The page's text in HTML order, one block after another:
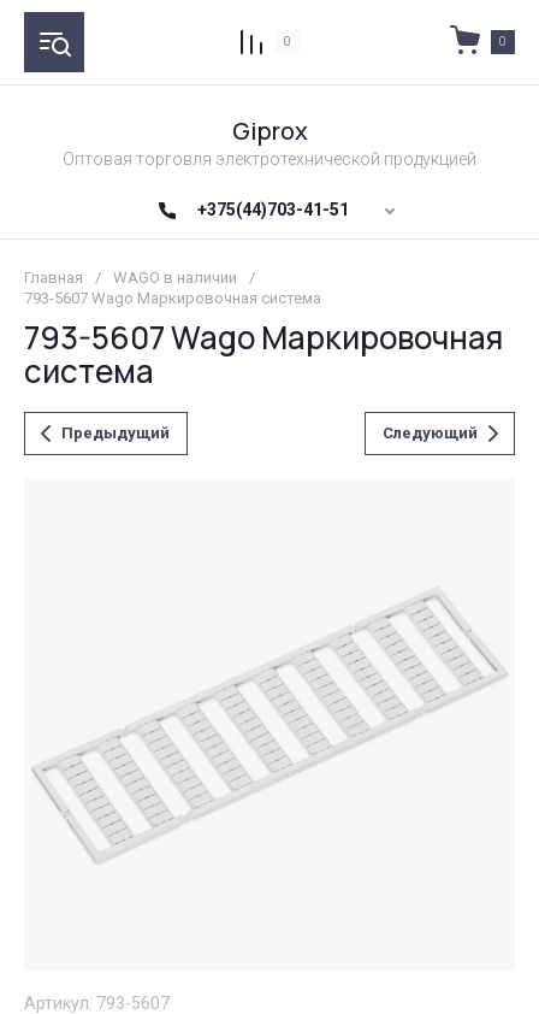
0 0
Giprox
Оптовая торговля электротехнической продукцией
+375(44)703-41-51
Главная / WAGO в наличии
/
793-5607 Wago Маркировочная система
793-5607 Wago Маркировочная
система
Предыдущий Следующий
Артикул: 793-5607